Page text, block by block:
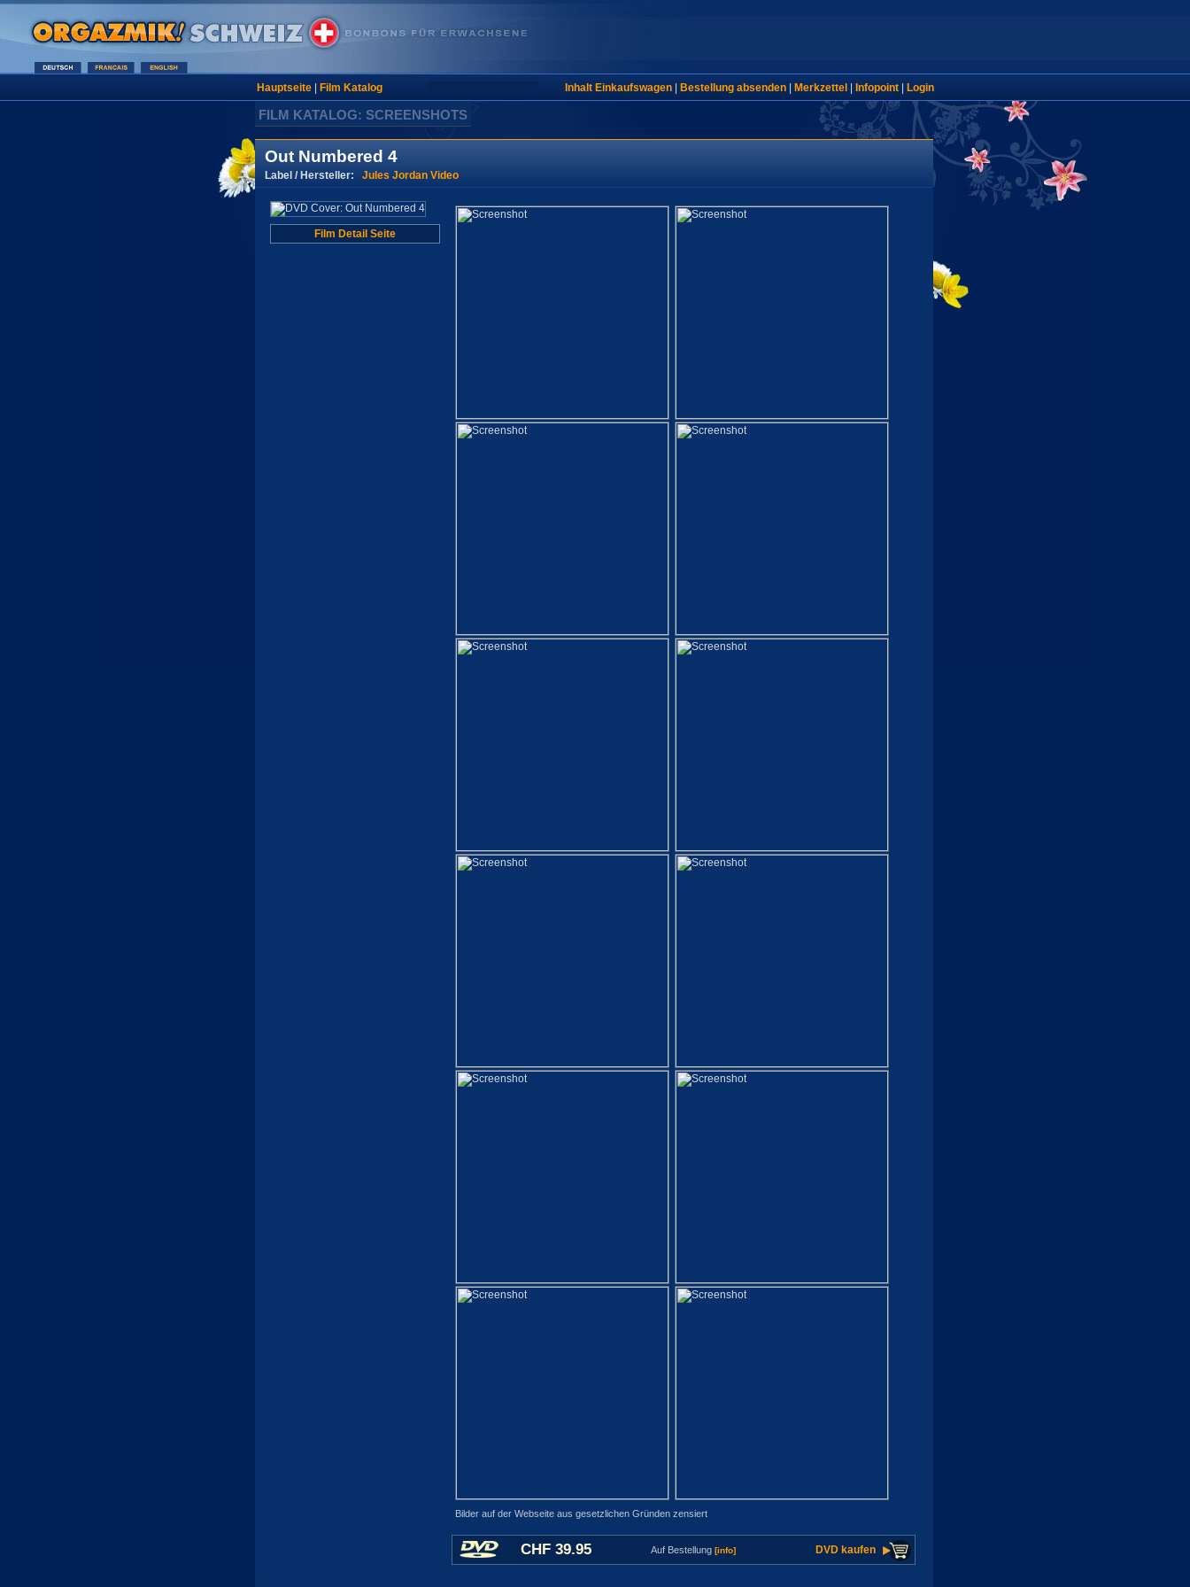
Hauptseite| Film Katalog Inhalt Einkaufswagen| Bestellung absenden| Merkzettel Infopoint| Login
FILM KATALOG: SCREENSHOTS
Out Numbered 4
Label / Hersteller: Jules Jordan Video
Film Detail Seite
Bilder auf der Webseite aus gesetzlichen Gründen zensiert
CHF 39.95 Auf Bestellung [info] DVD kaufen